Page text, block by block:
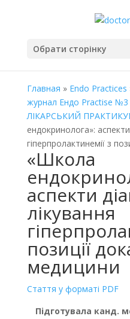
Обрати сторінку
Главная » Endo Practices
журнал Ендо Practise №3
ЛІКАРСЬКИЙ
ендокринолога»:
гіперпролактинемії з
«Школа
аспекти
лікування
позиції
медицини
Стаття у форматі PDF
Підготувала канд.